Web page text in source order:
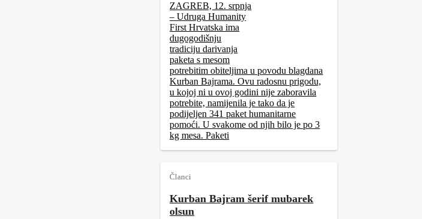
ZAGREB, 12. srpnja
– Udruga Humanity
First Hrvatska ima
dugogodišnju
tradiciju darivanja
paketa s mesom
potrebitim obiteljima u povodu blagdana
Kurban Bajrama. Ovu radosnu prigodu,
u kojoj ni u ovoj godini nije zaboravila
potrebite, namijenila je tako da je
podijeljen 341 paket humanitarne
pomoći. U svakome od njih bilo je po 3
kg mesa. Paketi
Članci
Kurban Bajram šerif mubarek
olsun